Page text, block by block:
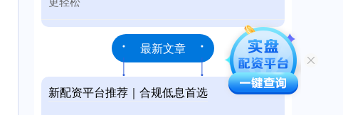
最新文章
新配资平台推荐｜合规低息首选